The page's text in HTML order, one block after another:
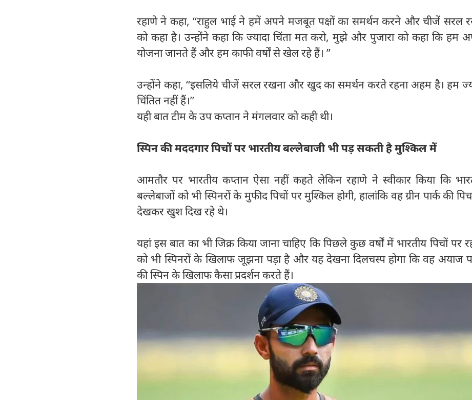
रहाणे ने कहा, ‘‘राहुल भाई ने हमें अपने मजबूत पक्षों का समर्थन करने और चीजें सरल
को कहा है। उन्होंने कहा कि ज्यादा चिंता मत करो, मुझे और पुजारा को कहा कि हम
योजना जानते हैं और हम काफी वर्षों से खेल रहे हैं। ’’
उन्होंने कहा, ‘‘इसलिये चीजें सरल रखना और खुद का समर्थन करते रहना अहम है। हम
चिंतित नहीं हैं।’’
यही बात टीम के उप कप्तान ने मंगलवार को कही थी।
स्पिन की मददगार पिचों पर भारतीय बल्लेबाजी भी पड़ सकती है मुश्किल में
आमतौर पर भारतीय कप्तान ऐसा नहीं कहते लेकिन रहाणे ने स्वीकार किया कि
बल्लेबाजों को भी स्पिनरों के मुफीद पिचों पर मुश्किल होगी, हालांकि वह ग्रीन पार्क की
देखकर खुश दिख रहे थे।
यहां इस बात का भी जिक्र किया जाना चाहिए कि पिछले कुछ वर्षों में भारतीय पिचों पर
को भी स्पिनरों के खिलाफ जूझना पड़ा है और यह देखना दिलचस्प होगा कि वह अयाज
की स्पिन के खिलाफ कैसा प्रदर्शन करते हैं।